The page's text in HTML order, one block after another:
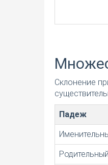
Склонение
Падеж
Родительный